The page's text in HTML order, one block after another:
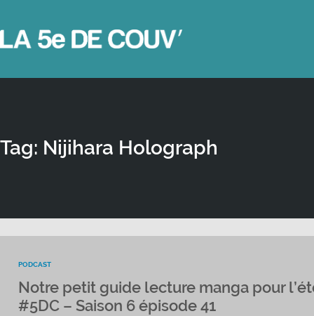
Tag: Nijihara Holograph
PODCAST
Notre petit guide lecture manga pour
#5DC – Saison 6 épisode 41